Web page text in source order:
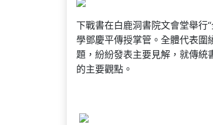
下戰書在白鹿洞書院文會堂舉行
學鄧慶平傳授掌管。全體代表圍
題，紛紛發表主要見解，就傳統
的主要觀點。